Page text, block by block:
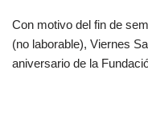
Con motivo del fin de
(no laborable), Viernes
aniversario de la